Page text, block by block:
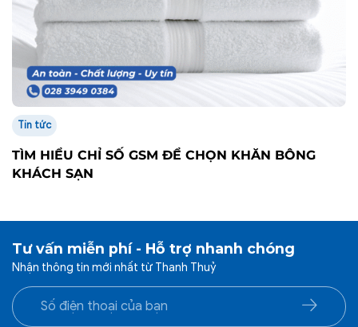
Tin tức
TÌM HIỂU CHỈ SỐ GSM ĐỂ CHỌN KHĂN BÔNG
KHÁCH SẠN
Tư vấn miễn phí - Hỗ trợ nhanh chóng
Nhận thông tin mới nhất từ Thanh Thuỷ